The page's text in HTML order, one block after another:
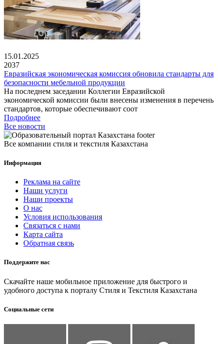
15.01.2025
2037
Евразийская экономическая комиссия обновила стандарты для
безопасности мебельной продукции
На последнем заседании Коллегии Евразийской
экономической комиссии были внесены изменения в перечень
стандартов, которые обеспечивают соот
Подробнее
Все новости
Все компании стиля и текстиля Казахстана
Информация
Реклама на сайте
Наши услуги
Наши проекты
О нас
Условия использования
Связаться с нами
Карта сайта
Обратная связь
Поддержите нас
Скачайте наше мобильное приложение для быстрого и
удобного доступа к порталу Стиля и Текстиля Казахстана
Социальные сети